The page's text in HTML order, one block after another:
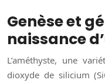
Genèse et
naissance
L’améthyste, une
dioxyde de silicium